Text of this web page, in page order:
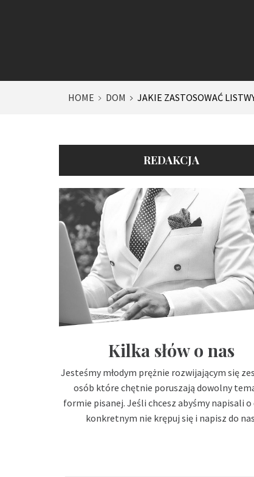
HOME DOM JAKIE ZASTOSOWAĆ
REDAKCJA
Kilka słów o nas
Jesteśmy młodym prężnie rozwijającym się
osób które chętnie poruszają dowolny
formie pisanej. Jeśli chcesz abyśmy napisali o
konkretnym nie krępuj się i napisz do